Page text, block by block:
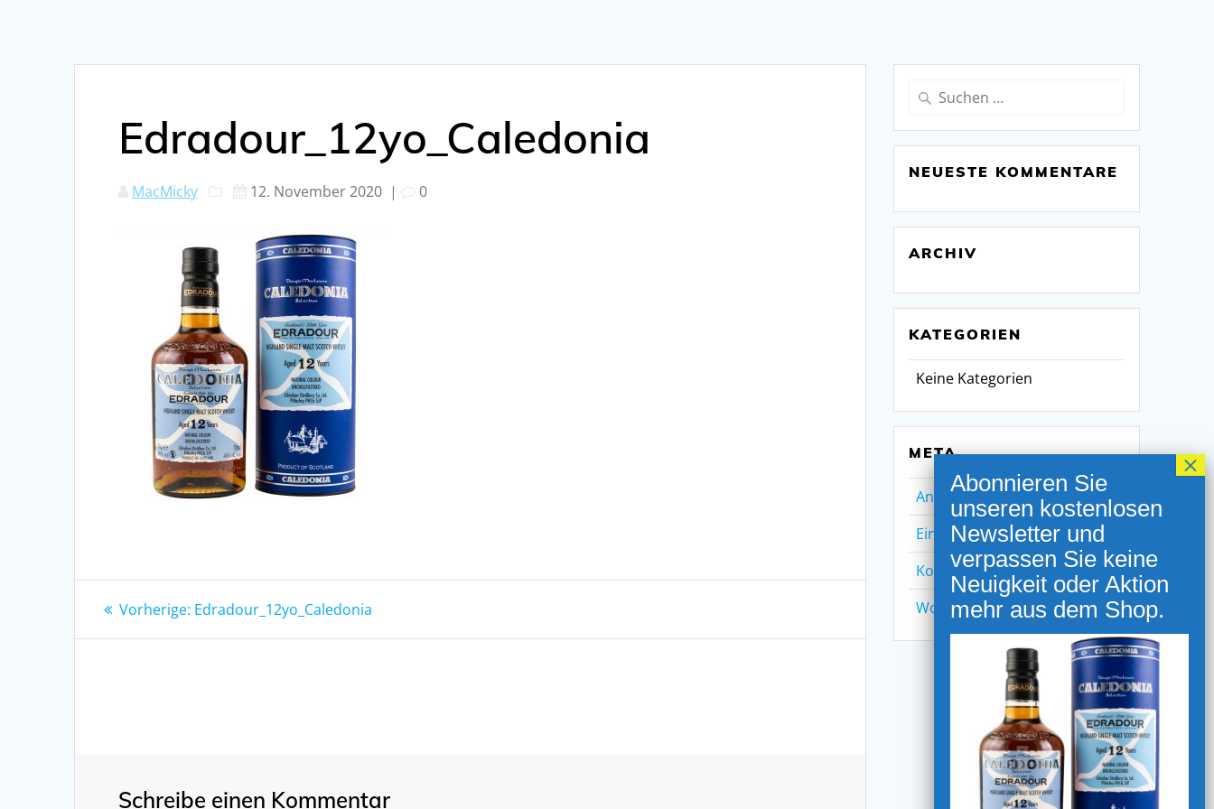
Edradour_12yo_Caledonia
MacMicky 12. November 2020 | 0
Beitragsnavigation
Vorherige: Vorheriger
Edradour_12yo_Caledonia
Schreibe einen Kommentar
Suchen
NEUESTE KOMMENTARE
ARCHIV
KATEGORIEN
Keine Kategorien
META
Anmelden
Eintrags-Feed
Kommentar-Feed
WordPress.org
NEWSLETTER ANMELDUNG